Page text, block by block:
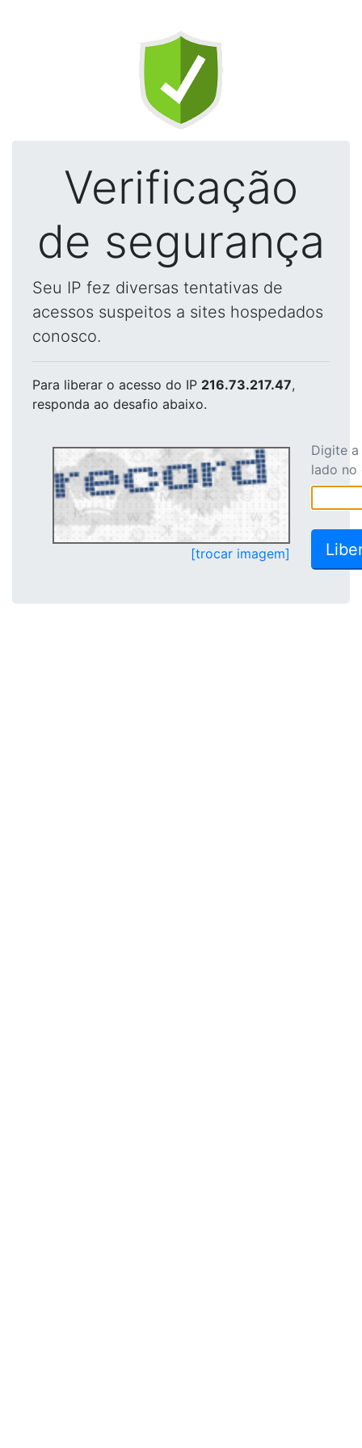
Verificação
de segurança
Seu IP fez diversas tentativas de
acessos suspeitos a sites hospedados
conosco.
Para liberar o acesso do IP 216.73.217.47,
responda ao desafio abaixo.
[trocar imagem]
Digite
lado no